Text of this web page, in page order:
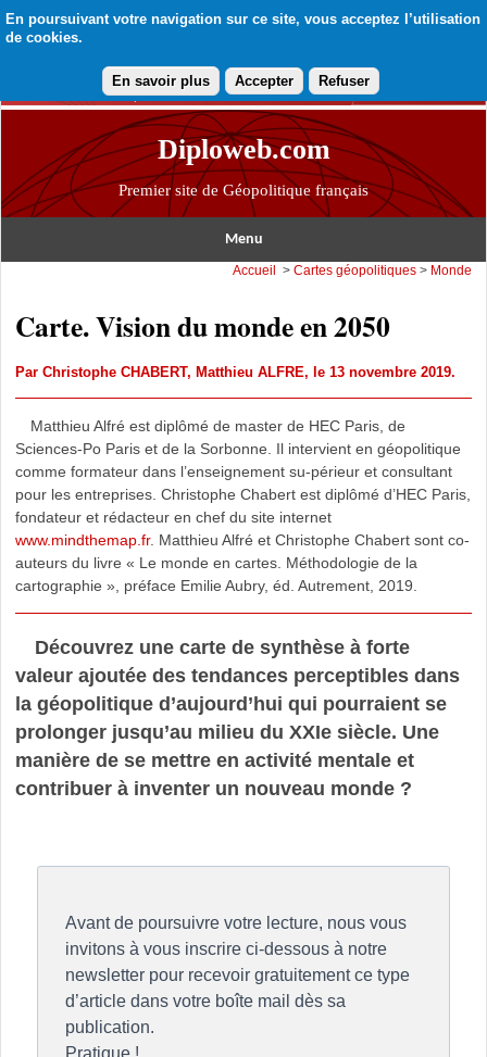
En poursuivant votre navigation sur ce site, vous acceptez l’utilisation
de cookies.
En savoir plus Accepter Refuser
Diploweb.com
Premier site de Géopolitique français
Menu
Accueil >Cartes géopolitiques > Monde
Carte. Vision du monde en 2050
Par Christophe CHABERT, Matthieu ALFRE, le 13 novembre 2019.
Matthieu Alfré est diplômé de master de HEC Paris, de
Sciences-Po Paris et de la Sorbonne. Il intervient en géopolitique
comme formateur dans l’enseignement su-périeur et consultant
pour les entreprises. Christophe Chabert est diplômé d’HEC Paris,
fondateur et rédacteur en chef du site internet
www.mindthemap.fr. Matthieu Alfré et Christophe Chabert sont co-
auteurs du livre « Le monde en cartes. Méthodologie de la
cartographie », préface Emilie Aubry, éd. Autrement, 2019.
Découvrez une carte de synthèse à forte
valeur ajoutée des tendances perceptibles dans
la géopolitique d’aujourd’hui qui pourraient se
prolonger jusqu’au milieu du XXIe siècle. Une
manière de se mettre en activité mentale et
contribuer à inventer un nouveau monde ?